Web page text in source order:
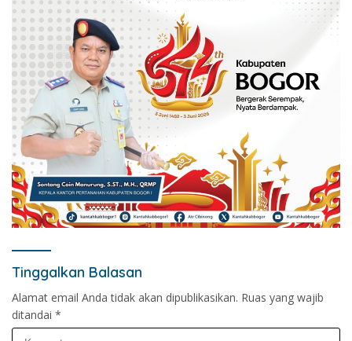
Tinggalkan Balasan
Alamat email Anda tidak akan dipublikasikan. Ruas yang wajib
ditandai *